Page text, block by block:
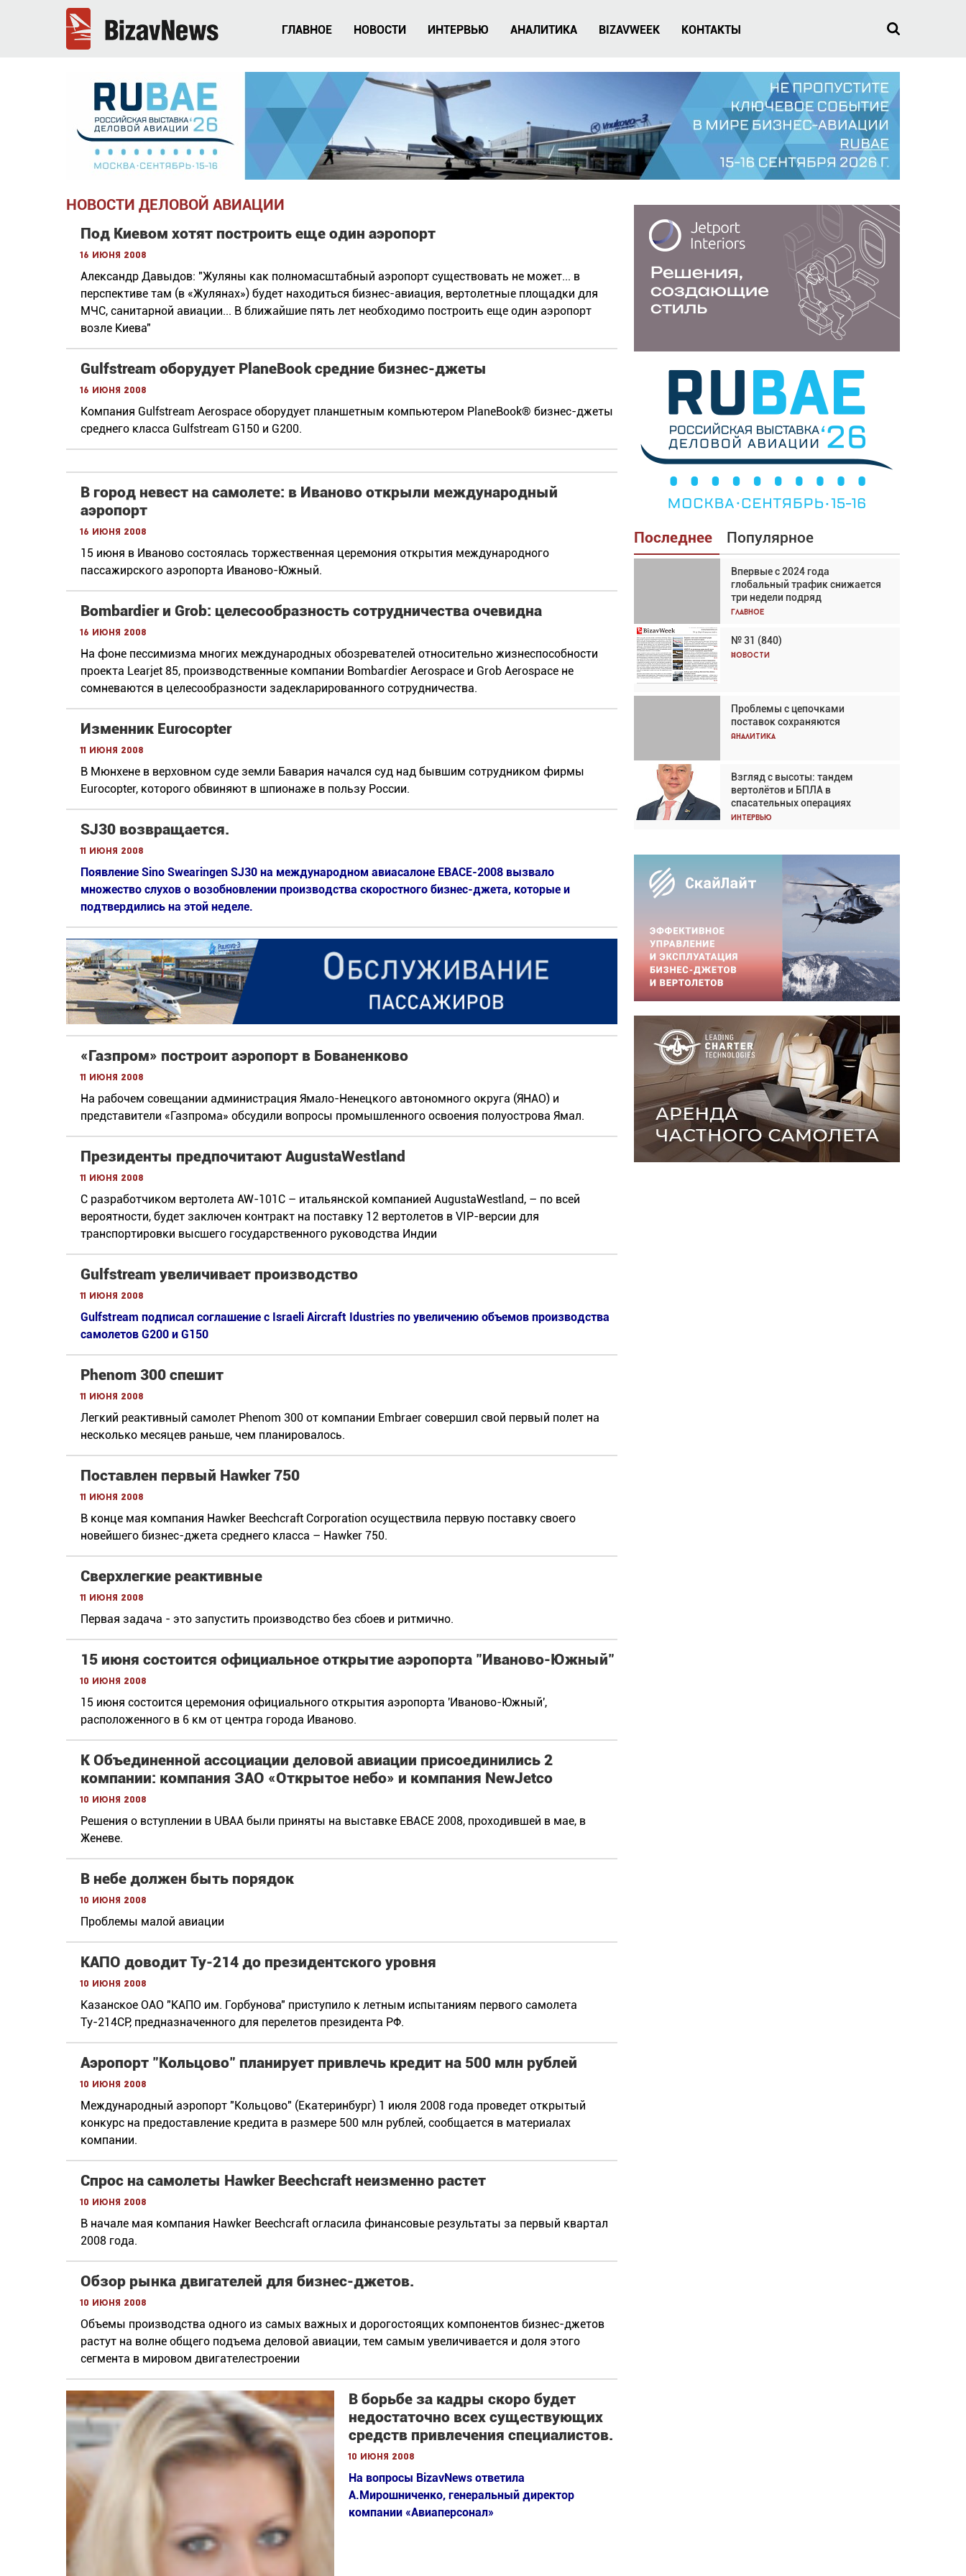
ГЛАВНОЕ НОВОСТИ ИНТЕРВЬЮ АНАЛИТИКА BIZAVWEEK КОНТАКТЫ
НОВОСТИ ДЕЛОВОЙ АВИАЦИИ
Под Киевом хотят построить еще один аэропорт
16 июня 2008
Александр Давыдов: "Жуляны как полномасштабный аэропорт существовать не может... в
перспективе там (в «Жулянах») будет находиться бизнес-авиация, вертолетные площадки для
МЧС, санитарной авиации... В ближайшие пять лет необходимо построить еще один аэропорт
возле Киева"
Gulfstream оборудует PlaneBook средние бизнес-джеты
16 июня 2008
Компания Gulfstream Aerospace оборудует планшетным компьютером PlaneBook® бизнес-джеты
среднего класса Gulfstream G150 и G200.
В город невест на самолете: в Иваново открыли международный
аэропорт
16 июня 2008
15 июня в Иваново состоялась торжественная церемония открытия международного
пассажирского аэропорта Иваново-Южный.
Bombardier и Grob: целесообразность сотрудничества очевидна
16 июня 2008
На фоне пессимизма многих международных обозревателей относительно жизнеспособности
проекта Learjet 85, производственные компании Bombardier Aerospace и Grob Aerospace не
сомневаются в целесообразности задекларированного сотрудничества.
Изменник Eurocopter
11 июня 2008
В Мюнхене в верховном суде земли Бавария начался суд над бывшим сотрудником фирмы
Eurocopter, которого обвиняют в шпионаже в пользу России.
SJ30 возвращается.
11 июня 2008
Появление Sino Swearingen SJ30 на международном авиасалоне EBACE-2008 вызвало
множество слухов о возобновлении производства скоростного бизнес-джета, которые и
подтвердились на этой неделе.
«Газпром» построит аэропорт в Бованенково
11 июня 2008
На рабочем совещании администрация Ямало-Ненецкого автономного округа (ЯНАО) и
представители «Газпрома» обсудили вопросы промышленного освоения полуострова Ямал.
Президенты предпочитают AugustaWestland
11 июня 2008
С разработчиком вертолета AW-101С – итальянской компанией AugustaWestland, – по всей
вероятности, будет заключен контракт на поставку 12 вертолетов в VIP-версии для
транспортировки высшего государственного руководства Индии
Gulfstream увеличивает производство
11 июня 2008
Gulfstream подписал соглашение с Israeli Аircraft Idustries по увеличению объемов производства
самолетов G200 и G150
Phenom 300 спешит
11 июня 2008
Легкий реактивный самолет Phenom 300 от компании Embraer совершил свой первый полет на
несколько месяцев раньше, чем планировалось.
Поставлен первый Hawker 750
11 июня 2008
В конце мая компания Hawker Beechcraft Corporation осуществила первую поставку своего
новейшего бизнес-джета среднего класса – Hawker 750.
Сверхлегкие реактивные
11 июня 2008
Первая задача - это запустить производство без сбоев и ритмично.
15 июня состоится официальное открытие аэропорта "Иваново-Южный"
10 июня 2008
15 июня состоится церемония официального открытия аэропорта 'Иваново-Южный',
расположенного в 6 км от центра города Иваново.
К Объединенной ассоциации деловой авиации присоединились 2
компании: компания ЗАО «Открытое небо» и компания NewJetco
10 июня 2008
Решения о вступлении в UBAA были приняты на выставке EBACE 2008, проходившей в мае, в
Женеве.
В небе должен быть порядок
10 июня 2008
Проблемы малой авиации
КАПО доводит Ту-214 до президентского уровня
10 июня 2008
Казанское ОАО "КАПО им. Горбунова" приступило к летным испытаниям первого самолета
Ту-214СР, предназначенного для перелетов президента РФ.
Аэропорт "Кольцово" планирует привлечь кредит на 500 млн рублей
10 июня 2008
Международный аэропорт "Кольцово" (Екатеринбург) 1 июля 2008 года проведет открытый
конкурс на предоставление кредита в размере 500 млн рублей, сообщается в материалах
компании.
Спрос на самолеты Hawker Beechcraft неизменно растет
10 июня 2008
В начале мая компания Hawker Beechcraft огласила финансовые результаты за первый квартал
2008 года.
Обзор рынка двигателей для бизнес-джетов.
10 июня 2008
Объемы производства одного из самых важных и дорогостоящих компонентов бизнес-джетов
растут на волне общего подъема деловой авиации, тем самым увеличивается и доля этого
сегмента в мировом двигателестроении
В борьбе за кадры скоро будет
недостаточно всех существующих
средств привлечения специалистов.
10 июня 2008
На вопросы BizavNews ответила
А.Мирошниченко, генеральный директор
компании «Авиаперсонал»
Последнее Популярное
Впервые с 2024 года
глобальный трафик снижается
три недели подряд
Главное
№ 31 (840)
Новости
Проблемы с цепочками
поставок сохраняются
Аналитика
Взгляд с высоты: тандем
вертолётов и БПЛА в
спасательных операциях
Интервью
Взгляд с высоты: тандем
вертолётов и БПЛА в
спасательных операциях
Главное
Авиационный фотограф Дэйв
Кох: «Фотография говорит сама
Впервые с 2024 года
глобальный трафик снижается
три недели подряд
Частный самолёт – это актив.
Подходите к покупке
соответствующим образом
Интервью